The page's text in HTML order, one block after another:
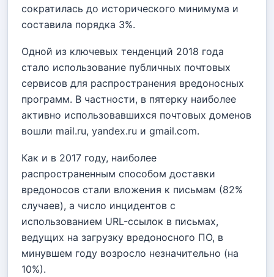
сократилась до исторического минимума и
составила порядка 3%.
Одной из ключевых тенденций 2018 года
стало использование публичных почтовых
сервисов для распространения вредоносных
программ. В частности, в пятерку наиболее
активно использовавшихся почтовых доменов
вошли mail.ru, yandex.ru и gmail.com.
Как и в 2017 году, наиболее
распространенным способом доставки
вредоносов стали вложения к письмам (82%
случаев), а число инцидентов с
использованием URL-ссылок в письмах,
ведущих на загрузку вредоносного ПО, в
минувшем году возросло незначительно (на
10%).